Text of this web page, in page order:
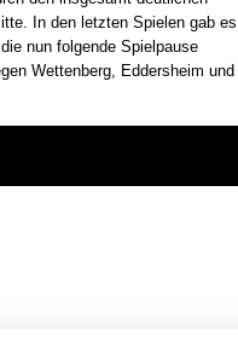
In den letzten Spielen gab es
nun folgende Spielpause
Wettenberg, Eddersheim und